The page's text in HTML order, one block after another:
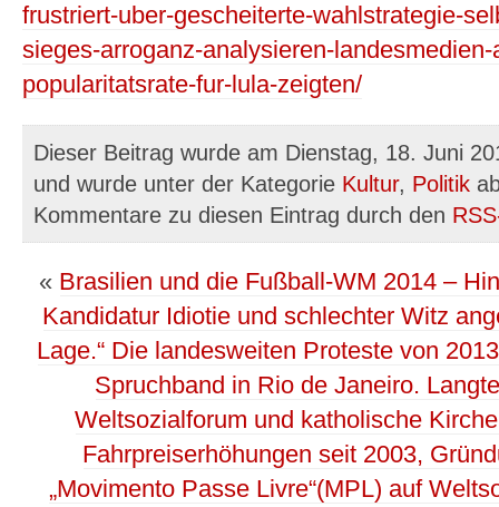
frustriert-uber-gescheiterte-wahlstrategie-
sieges-arroganz-analysieren-
popularitatsrate-fur-lula-zeigten/
Dieser Beitrag wurde am Dienstag, 18. Juni
und wurde unter der Kategorie Kultur, Politik
Kommentare zu diesen Eintrag durch den
« Brasilien und die Fußball-WM 2014 –
Kandidatur Idiotie und schlechter Witz
Lage.“ Die landesweiten Proteste von
Spruchband in Rio de Janeiro.
Weltsozialforum und katholische
Fahrpreiserhöhungen seit 2003,
„Movimento Passe Livre“(MPL) auf